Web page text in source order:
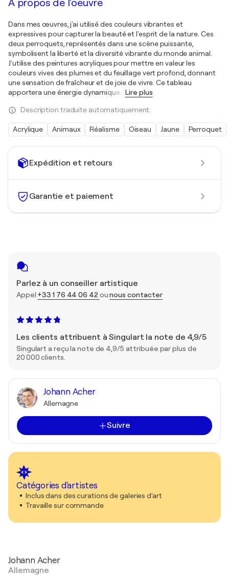
Expédition et retours
Garantie et paiement
Parlez à un conseiller artistique
Appel +33 1 76 44 06 42ounous contacter
Les clients attribuent à Singulart la note de 4,9/5
Singulart a reçu la note de 4,9/5 attribuée par plus de
20 000 clients.
Johann Acher
Allemagne
Suivre
Catégories d'artistes
Inclus dans des curations de galeries d'art
Travaille sur commande
À propos de l'oeuvre
Dans mes œuvres, j'ai utilisé des couleurs vibrantes et
expressives pour capturer la beauté et l'esprit de la nature. Ces
deux perroquets, représentés dans une scène puissante,
symbolisent la liberté et la diversité vibrante du monde animal.
J'utilise des peintures acryliques pour mettre en valeur les
couleurs vives des plumes et du feuillage vert profond, donnant
une sensation de fraîcheur et de joie de vivre. Ce tableau
apportera une énergie dynamique… Lire plus
Description traduite automatiquement.
Acrylique Animaux Réalisme Oiseau Jaune Perroquet
Johann Acher
Allemagne